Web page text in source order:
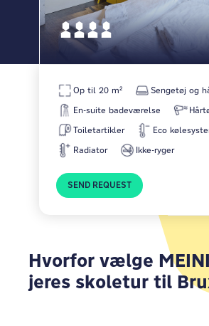
Op til 20 m²
Sengetøj og
En-suite badeværelse
Toiletartikler
Eco
Radiator
Ikke-ryger
SEND REQUEST
Hvorfor vælge
jeres skoletur til